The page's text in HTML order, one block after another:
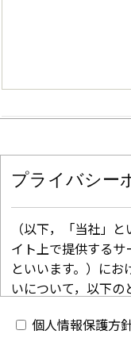
プライバシー
（以下，「当社」
イト上で提供するサ
といいます。）に
いについて，以下
す。個人情報保護方